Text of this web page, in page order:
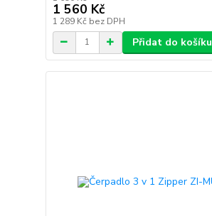
1 560 Kč
1 289 Kč bez DPH
Přidat do košíku